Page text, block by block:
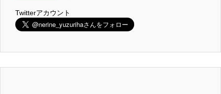
Twitterアカウント